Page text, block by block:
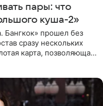
пары: что
куша-2»
Бангкок» прошел без
сразу нескольких
карта, позволяющая